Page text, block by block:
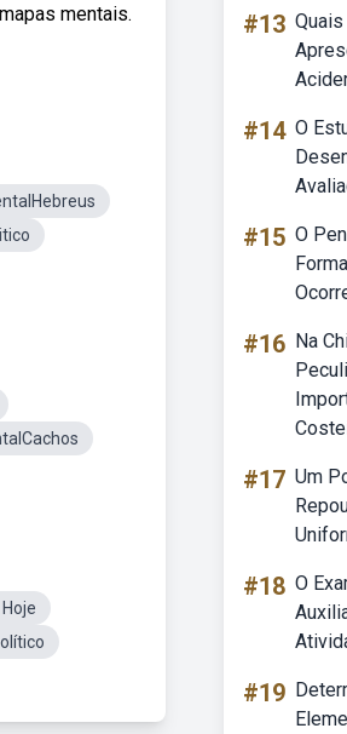
mentais.
#13
#14 O
#15 O
#16 Na
#17 Um
#18 O
#19